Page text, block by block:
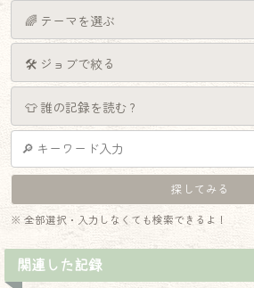
※ 全部選択・入力しなくても検索できるよ！
関連した記録